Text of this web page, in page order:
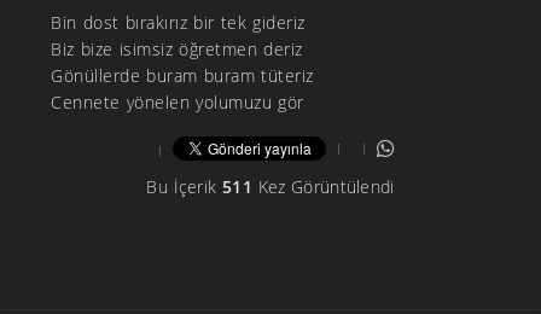
Bin dost bırakırız bir tek gideriz
Biz bize isimsiz öğretmen deriz
Gönüllerde buram buram tüteriz
Cennete yönelen yolumuzu gör
Bu İçerik 511 Kez Görüntülendi